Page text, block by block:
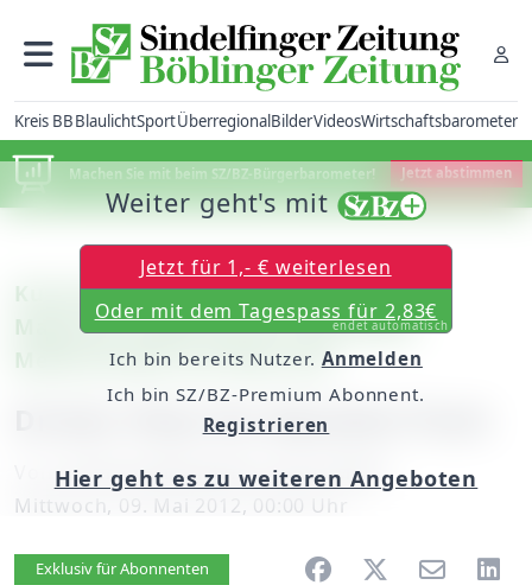
Kreis BBBlaulichtSportÜberregionalBilderVideosWirtschaftsbarometer
Machen Sie mit beim SZ/BZ-Bürgerbarometer! Jetzt abstimmen
Kunstrad – Jugend: Das Duo des SV
Magstadt landet bei der deutschen
Meisterschaft auf Platz drei
Dritter Platz für Beuttler/Tisch
Vonunserem Mitarbeiter Peter Maier
Mittwoch, 09. Mai 2012, 00:00 Uhr
Artikel vorlesen
Exklusiv für Abonnenten
Weiter geht's mit
Jetzt für 1,- € weiterlesen
Oder mit dem Tagespass für 2,83€
endet automatisch
Ich bin bereits Nutzer. Anmelden
Ich bin SZ/BZ-Premium Abonnent.
Registrieren
Hier geht es zu weiteren Angeboten